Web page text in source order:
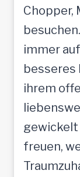
Chopper,
immer
besseres
ihrem
gewickelt
freuen,